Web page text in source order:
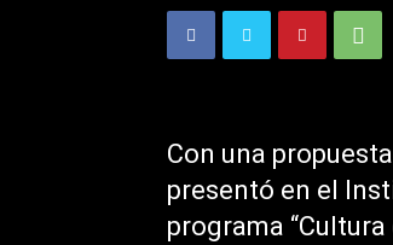
Con una
presentó en el
programa